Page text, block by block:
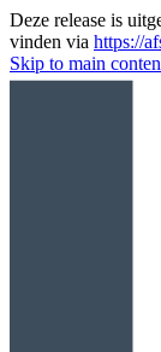
Deze release is
vinden via https://
Skip to main